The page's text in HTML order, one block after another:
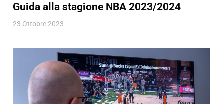
Guida alla stagione NBA 2023/2024
23 Ottobre 2023